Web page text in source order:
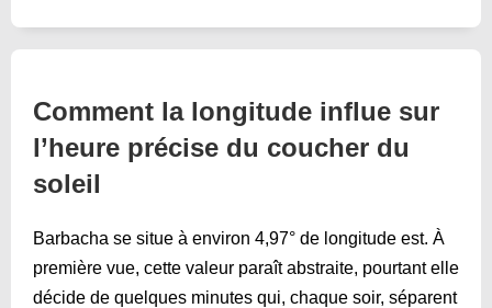
Comment la longitude influe sur
l’heure précise du coucher du
soleil
Barbacha se situe à environ 4,97° de longitude est. À
première vue, cette valeur paraît abstraite, pourtant elle
décide de quelques minutes qui, chaque soir, séparent